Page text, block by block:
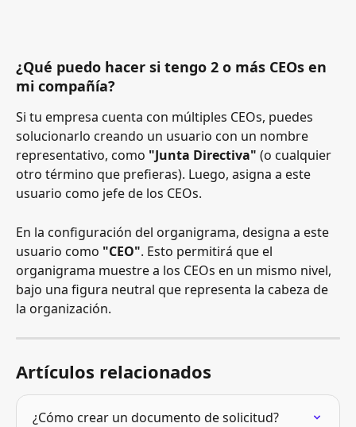
¿Qué puedo hacer si tengo 2 o más CEOs en
mi compañía?
Si tu empresa cuenta con múltiples CEOs, puedes
solucionarlo creando un usuario con un nombre
representativo, como "Junta Directiva" (o cualquier
otro término que prefieras). Luego, asigna a este
usuario como jefe de los CEOs.
En la configuración del organigrama, designa a este
usuario como "CEO". Esto permitirá que el
organigrama muestre a los CEOs en un mismo nivel,
bajo una figura neutral que representa la cabeza de
la organización.
Artículos relacionados
¿Cómo crear un documento de solicitud?